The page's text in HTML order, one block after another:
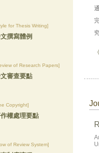
for Thesis Writing]
撰寫體例
of Research Papers]
審查要點
Copyright]
權處理要點
of Review System]